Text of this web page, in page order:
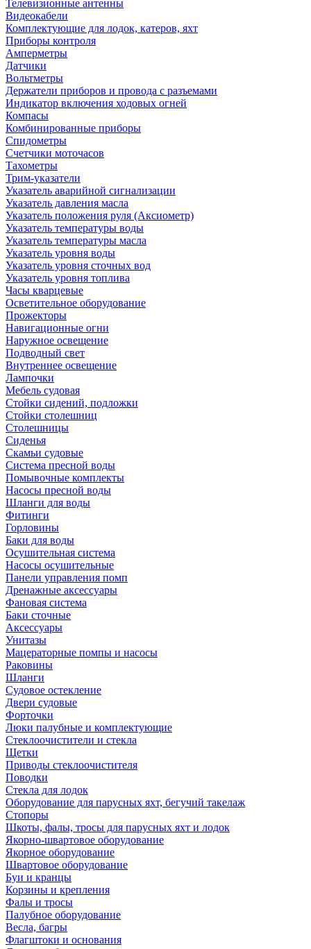
Телевизионные антенны
Видеокабели
Комплектующие для лодок, катеров, яхт
Приборы контроля
Амперметры
Датчики
Вольтметры
Держатели приборов и провода с разъемами
Индикатор включения ходовых огней
Компасы
Комбинированные приборы
Спидометры
Счетчики моточасов
Тахометры
Трим-указатели
Указатель аварийной сигнализации
Указатель давления масла
Указатель положения руля (Аксиометр)
Указатель температуры воды
Указатель температуры масла
Указатель уровня воды
Указатель уровня сточных вод
Указатель уровня топлива
Часы кварцевые
Осветительное оборудование
Прожекторы
Навигационные огни
Наружное освещение
Подводный свет
Внутреннее освещение
Лампочки
Мебель судовая
Стойки сидений, подложки
Стойки столешниц
Столешницы
Сиденья
Скамьи судовые
Система пресной воды
Помывочные комплекты
Насосы пресной воды
Шланги для воды
Фитинги
Горловины
Баки для воды
Осушительная система
Насосы осушительные
Панели управления помп
Дренажные аксессуары
Фановая система
Баки сточные
Аксессуары
Унитазы
Мацераторные помпы и насосы
Раковины
Шланги
Судовое остекление
Двери судовые
Форточки
Люки палубные и комплектующие
Стеклоочистители и стекла
Щетки
Приводы стеклоочистителя
Поводки
Стекла для лодок
Оборудование для парусных яхт, бегучий такелаж
Стопоры
Шкоты, фалы, тросы для парусных яхт и лодок
Якорно-швартовое оборудование
Якорное оборудование
Швартовое оборудование
Буи и кранцы
Корзины и крепления
Фалы и тросы
Палубное оборудование
Весла, багры
Флагштоки и основания